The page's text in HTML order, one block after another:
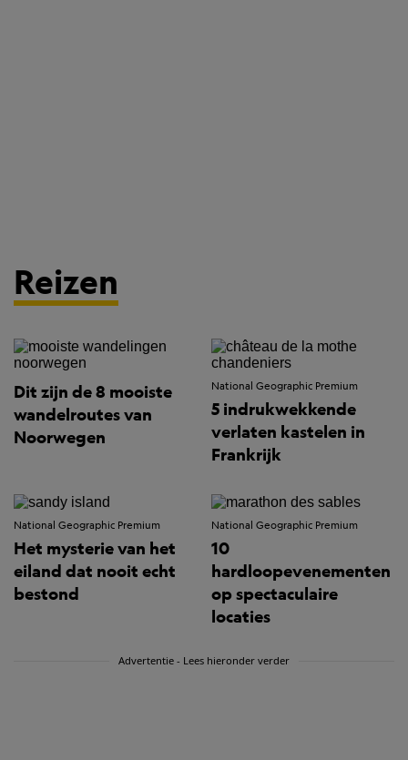
Reizen
Dit zijn de 8 mooiste
wandelroutes van
Noorwegen
National Geographic Premium
5 indrukwekkende
verlaten kastelen in
Frankrijk
National Geographic Premium
Het mysterie van het
eiland dat nooit echt
bestond
National Geographic Premium
10
hardloopevenementen
op spectaculaire
locaties
Advertentie - Lees hieronder verder